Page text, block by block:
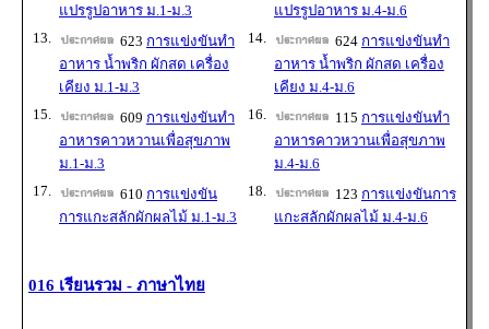
แปรรูปอาหาร ม.1-ม.3
แปรรูปอาหาร ม.4-ม.6
13.
623 การแข่งขันทำ
อาหาร น้ำพริก ผักสด เครื่อง
เคียง ม.1-ม.3
14. 624 การแข่งขันทำ
อาหาร น้ำพริก ผักสด เครื่อง
เคียง ม.4-ม.6
15.
609 การแข่งขันทำ
อาหารคาวหวานเพื่อสุขภาพ
ม.1-ม.3
16. 115 การแข่งขันทำ
อาหารคาวหวานเพื่อสุขภาพ
ม.4-ม.6
17.
610 การแข่งขัน
การแกะสลักผักผลไม้ ม.1-ม.3
18. 123 การแข่งขันการ
แกะสลักผักผลไม้ ม.4-ม.6
016 เรียนรวม - ภาษาไทย